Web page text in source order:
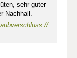
sehr guter
Nachhall.
//